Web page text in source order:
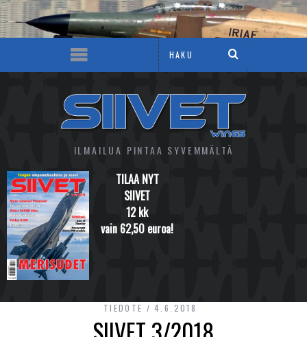
ILMAILUA PINTAA SYVEMMÄLTÄ
TILAA NYT
SIIVET
12 kk
vain 62,50 euroa!
TIEDOTE 4.6.2018